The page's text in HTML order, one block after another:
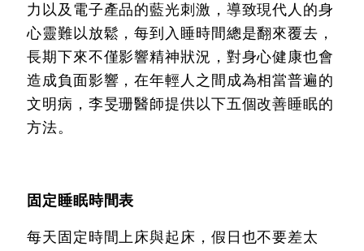
力以及電子產品的藍光刺激，導致現代人的身
心靈難以放鬆，每到入睡時間總是翻來覆去，
長期下來不僅影響精神狀況，對身心健康也會
造成負面影響，在年輕人之間成為相當普遍的
文明病，李旻珊醫師提供以下五個改善睡眠的
方法。
固定睡眠時間表
每天固定時間上床與起床，假日也不要差太